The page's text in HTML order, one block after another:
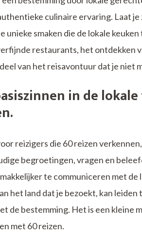
culinaire ervaring. Laat
unieke smaken die de lokale
restaurants, het ontdekken
van het reisavontuur dat je niet
in de
reizigers die 60 reizen
begroetingen, vragen en
te communiceren met
het land dat je bezoekt, kan
de bestemming. Het is een kleine
met 60 reizen.